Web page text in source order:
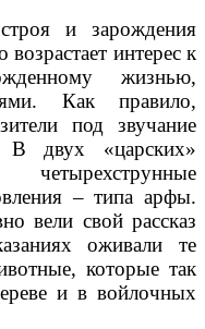
и зарождения
интерес к
жизнью,
Как правило,
под звучание
В двух «царских»
– типа арфы.
вели свой рассказ
оживали те
которые так
и в войлочных